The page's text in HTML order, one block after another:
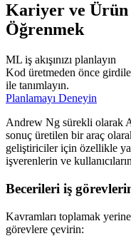
Kariyer ve Ürün
Öğrenmek
ML iş akışınızı planlayın
Kod üretmeden önce
ile tanımlayın.
Planlamayı Deneyin
Andrew Ng sürekli olarak
sonuç üretilen bir araç
geliştiriciler için özellikle
işverenlerin ve
Becerileri iş
Kavramları toplamak
görevlere çevirin: